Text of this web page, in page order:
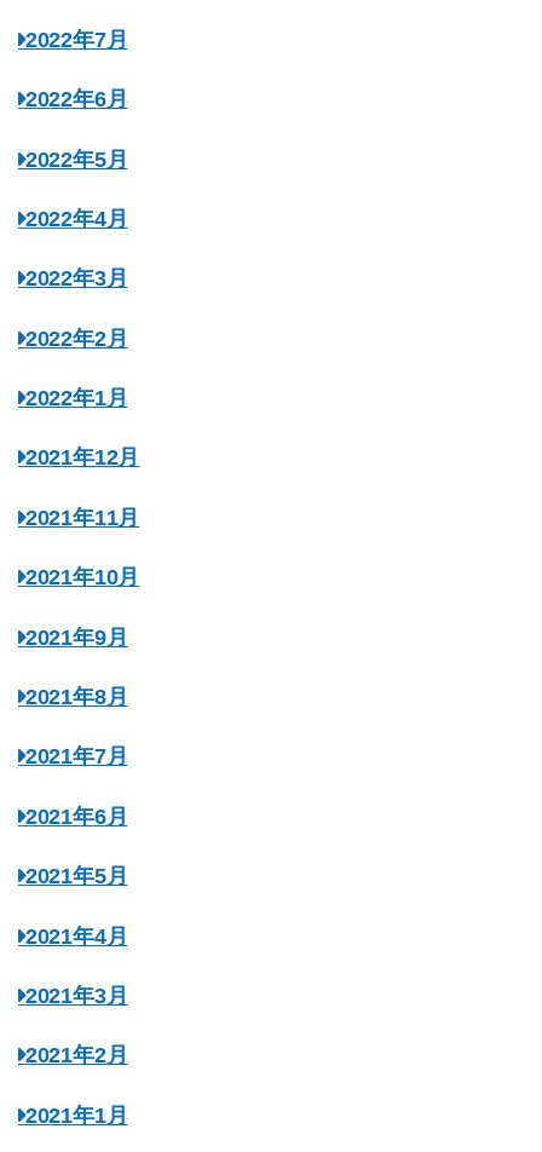
2022年7月
2022年6月
2022年5月
2022年4月
2022年3月
2022年2月
2022年1月
2021年12月
2021年11月
2021年10月
2021年9月
2021年8月
2021年7月
2021年6月
2021年5月
2021年4月
2021年3月
2021年2月
2021年1月